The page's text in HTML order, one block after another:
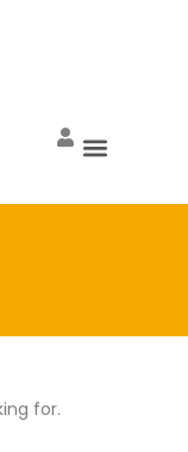
for.